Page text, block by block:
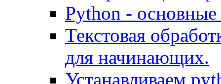
Python -
Текстовая
для начинающих.
Устанавливаем